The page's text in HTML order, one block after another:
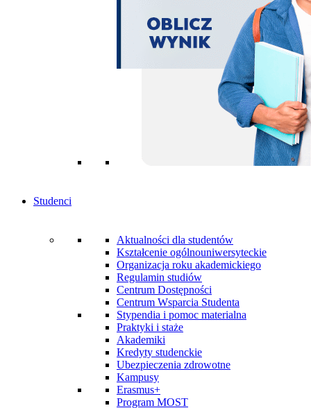
Studenci
Aktualności dla studentów
Kształcenie ogólnouniwersyteckie
Organizacja roku akademickiego
Regulamin studiów
Centrum Dostępności
Centrum Wsparcia Studenta
Stypendia i pomoc materialna
Praktyki i staże
Akademiki
Kredyty studenckie
Ubezpieczenia zdrowotne
Kampusy
Erasmus+
Program MOST